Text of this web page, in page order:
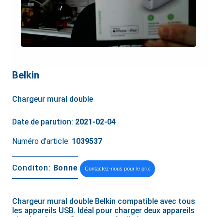
Belkin
Chargeur mural double
Date de parution: 2021-02-04
Numéro d’article: 1039537
Conditon: Bonne Contactez-nous pour le prix
Chargeur mural double Belkin compatible avec tous
les appareils USB. Idéal pour charger deux appareils